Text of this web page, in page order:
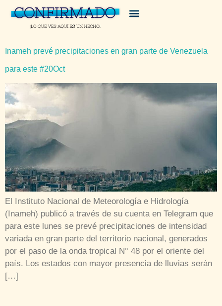
Inameh prevé precipitaciones en gran parte de Venezuela
para este #20Oct
El Instituto Nacional de Meteorología e Hidrología
(Inameh) publicó a través de su cuenta en Telegram que
para este lunes se prevé precipitaciones de intensidad
variada en gran parte del territorio nacional, generados
por el paso de la onda tropical N° 48 por el oriente del
país. Los estados con mayor presencia de lluvias serán
[…]